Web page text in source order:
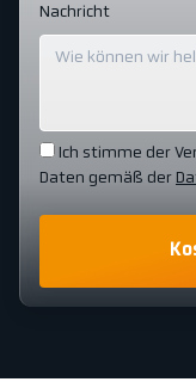
Nachricht
Ich stimme der
Daten gemäß der